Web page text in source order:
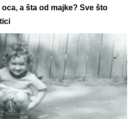
a šta od majke? Sve što